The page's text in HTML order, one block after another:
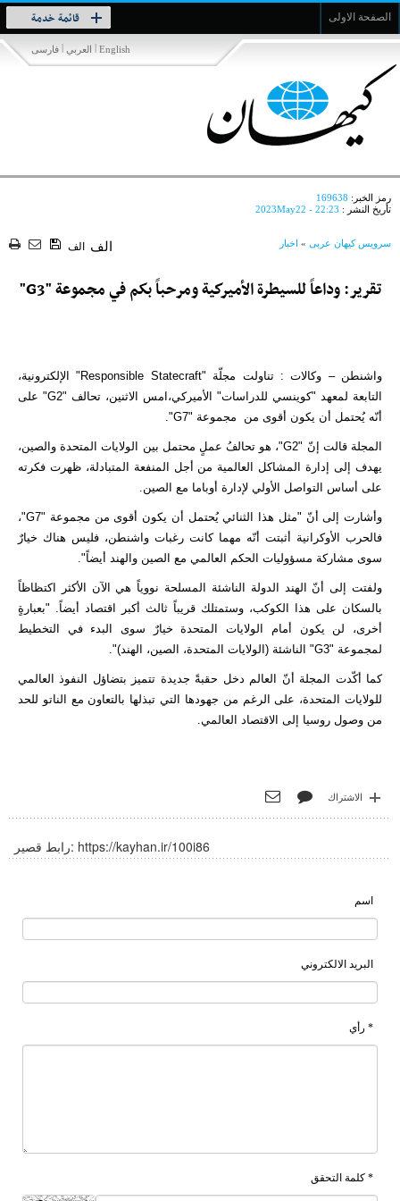
الصفحة الاولى قائمة خدمة
Toggle
navigation
فارسی | العربي | English
رمز الخبر: 169638
تأريخ النشر : 2023May22 - 22:23
سرویس کیهان عربی » اخبار الف الف
تقرير: وداعاً للسيطرة الأميركية ومرحباً بكم في مجموعة "G3"
واشنطن – وكالات : تناولت مجلّة "Responsible Statecraft" الإلكترونية،
التابعة لمعهد "كوينسي للدراسات" الأميركي،امس الاثنين، تحالف "G2" على
أنّه يُحتمل أن يكون أقوى من مجموعة "G7".
المجلة قالت إنّ "G2"، هو تحالفُ عملٍ محتمل بين الولايات المتحدة والصين،
يهدف إلى إدارة المشاكل العالمية من أجل المنفعة المتبادلة، ظهرت فكرته
على أساس التواصل الأولي لإدارة أوباما مع الصين.
وأشارت إلى أنّ "مثل هذا الثنائي يُحتمل أن يكون أقوى من مجموعة "G7"،
فالحرب الأوكرانية أثبتت أنّه مهما كانت رغبات واشنطن، فليس هناك خيارٌ
سوى مشاركة مسؤوليات الحكم العالمي مع الصين والهند أيضاً".
ولفتت إلى أنّ الهند الدولة الناشئة المسلحة نووياً هي الآن الأكثر اكتظاظاً
بالسكان على هذا الكوكب، وستمتلك قريباً ثالث أكبر اقتصاد أيضاً. "بعبارةٍ
أخرى، لن يكون أمام الولايات المتحدة خيارٌ سوى البدء في التخطيط
لمجموعة "G3" الناشئة (الولايات المتحدة، الصين، الهند)".
كما أكّدت المجلة أنّ العالم دخل حقبةً جديدة تتميز بتضاؤل ​​النفوذ العالمي
للولايات المتحدة، على الرغم من جهودها التي تبذلها بالتعاون مع الناتو للحد
من وصول روسيا إلى الاقتصاد العالمي.
الاشتراك
رابط قصير: https://kayhan.ir/100i86
اسم
البريد الالكتروني
* رأي
* كلمة التحقق